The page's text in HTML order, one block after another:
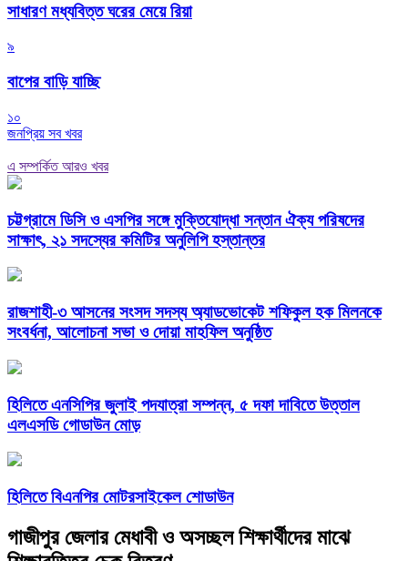
সাধারণ মধ্যবিত্ত ঘরের মেয়ে রিয়া
৯
বাপের বাড়ি যাচ্ছি
১০
জনপ্রিয় সব খবর
এ সম্পর্কিত আরও খবর
চট্টগ্রামে ডিসি ও এসপির সঙ্গে মুক্তিযোদ্ধা সন্তান ঐক্য পরিষদের
সাক্ষাৎ, ২১ সদস্যের কমিটির অনুলিপি হস্তান্তর
রাজশাহী-৩ আসনের সংসদ সদস্য অ্যাডভোকেট শফিকুল হক মিলনকে
সংবর্ধনা, আলোচনা সভা ও দোয়া মাহফিল অনুষ্ঠিত
হিলিতে এনসিপির জুলাই পদযাত্রা সম্পন্ন, ৫ দফা দাবিতে উত্তাল
এলএসডি গোডাউন মোড়
হিলিতে বিএনপির মোটরসাইকেল শোডাউন
গাজীপুর জেলার মেধাবী ও অসচ্ছল শিক্ষার্থীদের মাঝে